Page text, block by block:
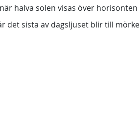
halva solen visas över
det sista av dagsljuset blir till